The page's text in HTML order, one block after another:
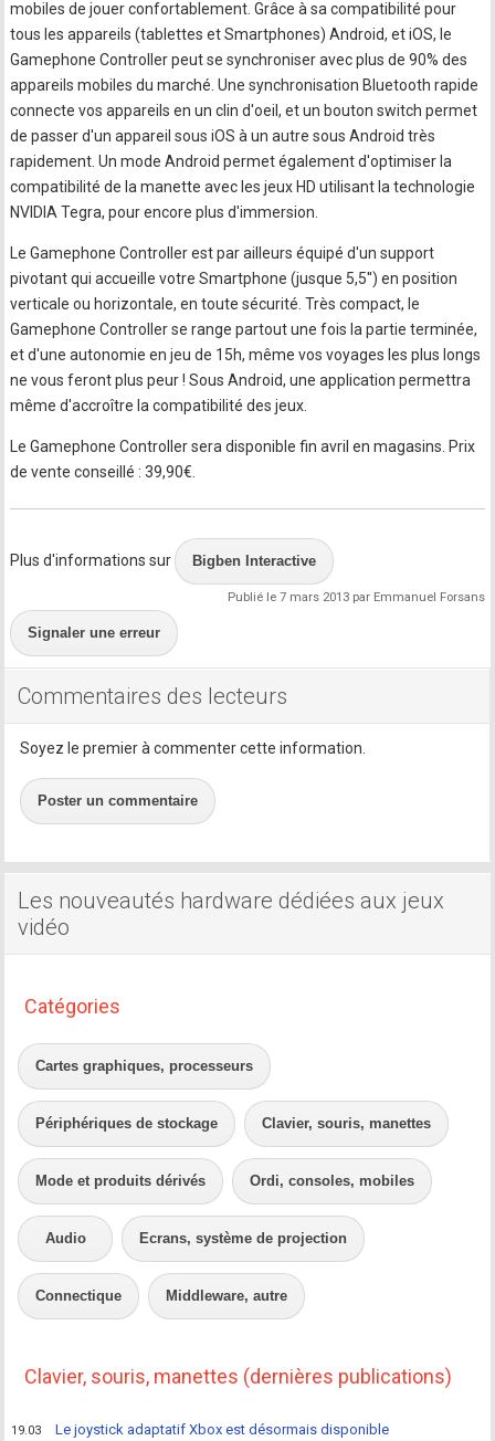
mobiles de jouer confortablement. Grâce à sa compatibilité pour
tous les appareils (tablettes et Smartphones) Android, et iOS, le
Gamephone Controller peut se synchroniser avec plus de 90% des
appareils mobiles du marché. Une synchronisation Bluetooth rapide
connecte vos appareils en un clin d'oeil, et un bouton switch permet
de passer d'un appareil sous iOS à un autre sous Android très
rapidement. Un mode Android permet également d'optimiser la
compatibilité de la manette avec les jeux HD utilisant la technologie
NVIDIA Tegra, pour encore plus d'immersion.
Le Gamephone Controller est par ailleurs équipé d'un support
pivotant qui accueille votre Smartphone (jusque 5,5'') en position
verticale ou horizontale, en toute sécurité. Très compact, le
Gamephone Controller se range partout une fois la partie terminée,
et d'une autonomie en jeu de 15h, même vos voyages les plus longs
ne vous feront plus peur ! Sous Android, une application permettra
même d'accroître la compatibilité des jeux.
Le Gamephone Controller sera disponible fin avril en magasins. Prix
de vente conseillé : 39,90€.
Plus d'informations sur Bigben Interactive
Publié le 7 mars 2013 par Emmanuel Forsans
Signaler une erreur
Commentaires des lecteurs
Soyez le premier à commenter cette information.
Poster un commentaire
Les nouveautés hardware dédiées aux jeux
vidéo
Catégories
Cartes graphiques, processeurs
Périphériques de stockage Clavier, souris, manettes
Mode et produits dérivés Ordi, consoles, mobiles
Audio Ecrans, système de projection
Connectique Middleware, autre
Clavier, souris, manettes (dernières publications)
19.03 Le joystick adaptatif Xbox est désormais disponible